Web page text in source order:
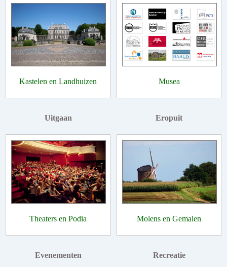
Kastelen en Landhuizen Musea
Uitgaan
Theaters en Podia
Eropuit
Molens en Gemalen
Evenementen Recreatie